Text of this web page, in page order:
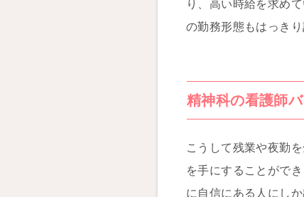
り、高い時給を求め
の勤務形態もはっき
精神科の看護師
こうして残業や夜勤
を手にすることがで
に自信にある人にし